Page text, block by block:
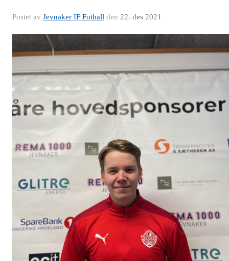
Postet av Jevnaker IF Fotball den 22. des 2021